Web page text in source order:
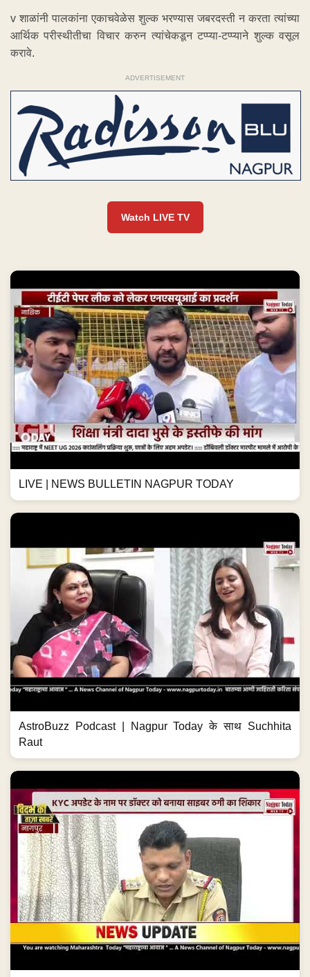
v शाळांनी पालकांना एकाचवेळेस शुल्क भरण्यास जबरदस्ती न करता त्यांच्या
आर्थिक परीस्थीतीचा विचार करुन त्यांचेकडून टप्प्या-टप्प्याने शुल्क वसूल
करावे.
ADVERTISEMENT
Watch LIVE TV
LIVE | NEWS BULLETIN NAGPUR TODAY
AstroBuzz Podcast | Nagpur Today के साथ Suchhita
Raut